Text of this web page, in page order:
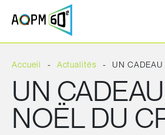
Accueil Actualités UN
UN
NOËL DU